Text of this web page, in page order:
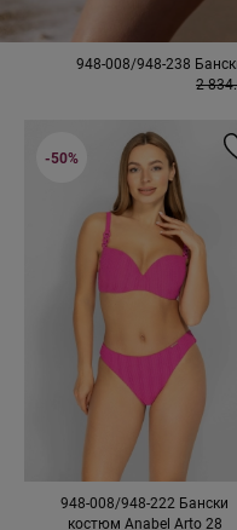
948-008/948-238
2
948-008/948-222 Бански
костюм Anabel Arto 28
-50%